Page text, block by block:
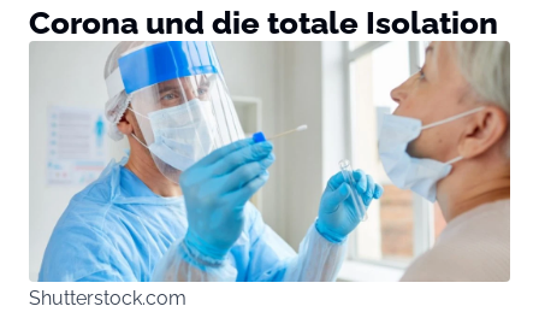
Corona und die totale Isolation
Shutterstock.com